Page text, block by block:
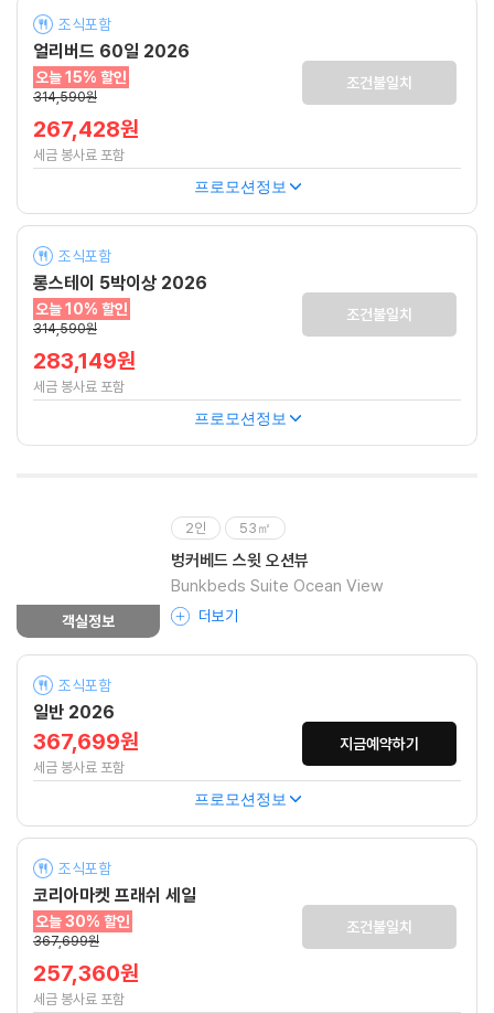
얼리버드 60일 2026
조식포함
오늘 15% 할인
314,590원
267,428원
세금 봉사료 포함
조건불일치
프로모션정보
롱스테이 5박이상 2026
조식포함
오늘 10% 할인
314,590원
283,149원
세금 봉사료 포함
조건불일치
프로모션정보
객실정보
2인 53㎡
벙커베드 스윗 오션뷰
Bunkbeds Suite Ocean View
더보기
일반 2026
조식포함
367,699원
세금 봉사료 포함
지금예약하기
프로모션정보
코리아마켓 프래쉬 세일
조식포함
오늘 30% 할인
367,699원
257,360원
세금 봉사료 포함
조건불일치